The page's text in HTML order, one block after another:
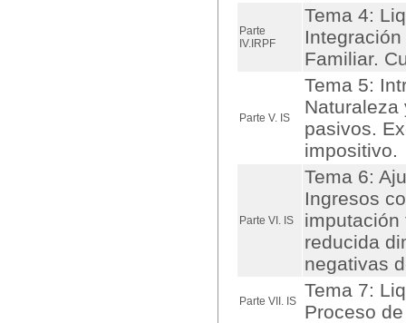
Parte
IV.IRPF
Tema 4:
Familiar.
Parte V. IS
Tema 5:
Naturaleza
pasivos.
impositivo.
Parte VI. IS
Tema 6:
Ingresos
imputación
reducida
negativas
Parte VII. IS
Tema 7:
Proceso